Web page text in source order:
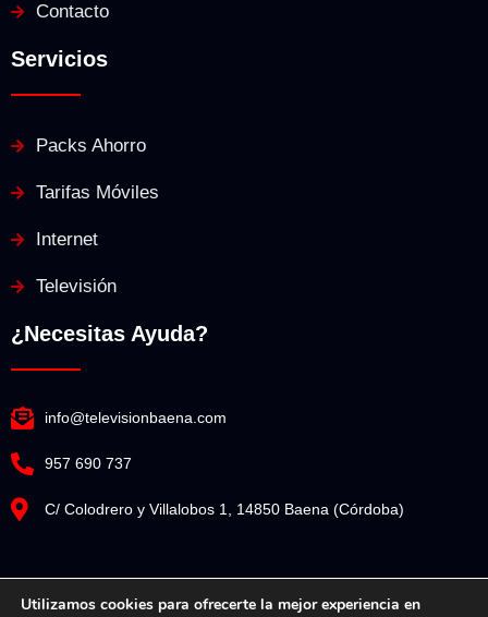
Contacto
Servicios
Packs Ahorro
Tarifas Móviles
Internet
Televisión
¿Necesitas Ayuda?
info@televisionbaena.com
957 690 737
C/ Colodrero y Villalobos 1, 14850 Baena (Córdoba)
Utilizamos cookies para ofrecerte la mejor experiencia en